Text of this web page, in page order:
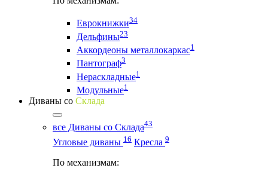
Еврокнижки34
Дельфины23
Аккордеоны металлокаркас1
Пантограф3
Нераскладные1
Модульные1
Диваны со Склада
все Диваны со Склада43
Угловые диваны 16 Кресла 9
По механизмам: